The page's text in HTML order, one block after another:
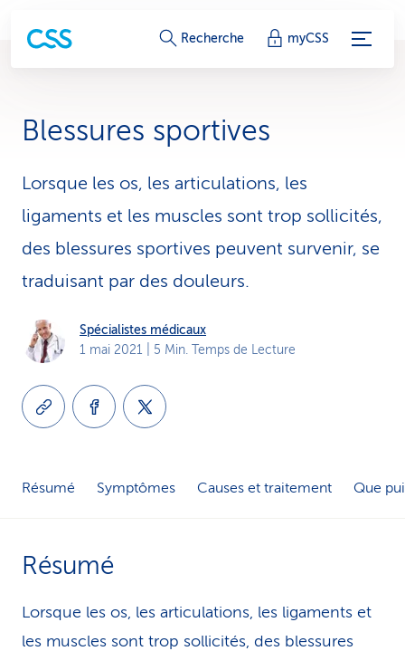
L
n
s
d
e
s
e
r
v
Recherche myCSS
Blessures sportives
Lorsque les os, les articulations, les
ligaments et les muscles sont trop sollicités,
des blessures sportives peuvent survenir, se
traduisant par des douleurs.
Spécialistes médicaux
1 mai 2021 | 5 Min. Temps de Lecture
Résumé Symptômes Causes et traitement Que
Résumé
Lorsque les os, les articulations, les ligaments et
les muscles sont trop sollicités, des blessures